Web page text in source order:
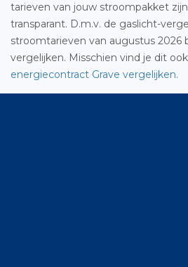
tarieven van jouw stroompakket
transparant. D.m.v. de gaslicht-
stroomtarieven van augustus 2026
vergelijken. Misschien vind je dit
energiecontract Grave vergelijken.